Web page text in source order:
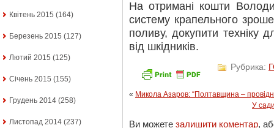
Квітень 2015 (164)
Березень 2015 (127)
Лютий 2015 (125)
Січень 2015 (155)
Грудень 2014 (258)
Листопад 2014 (237)
На отримані кошти
систему крапельного
поливу, докупити техніку
від шкідників.
Рубрика:
« Микола Азаров: “Полтавщина –
У
Ви можете залишити коментар,